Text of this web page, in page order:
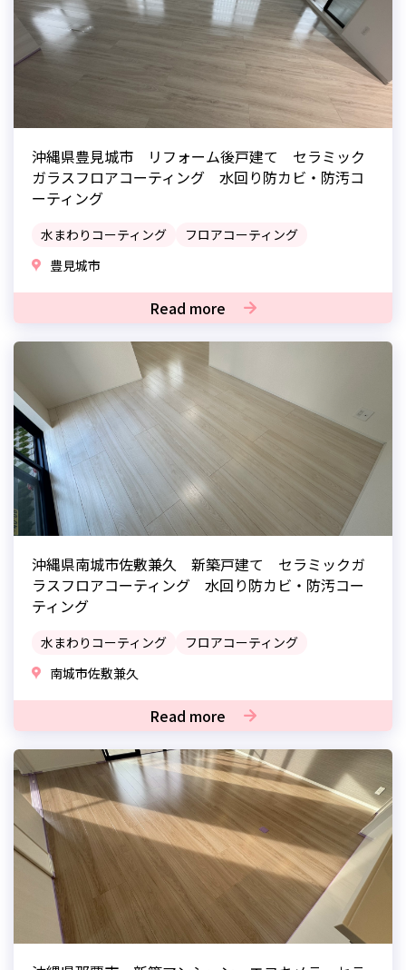
沖縄県豊見城市 リフォーム後戸建て セラミック
ガラスフロアコーティング 水回り防カビ・防汚コ
ーティング
水まわりコーティング
フロアコーティング
豊見城市
Read more
沖縄県南城市佐敷兼久 新築戸建て セラミックガ
ラスフロアコーティング 水回り防カビ・防汚コー
ティング
水まわりコーティング
フロアコーティング
南城市佐敷兼久
Read more